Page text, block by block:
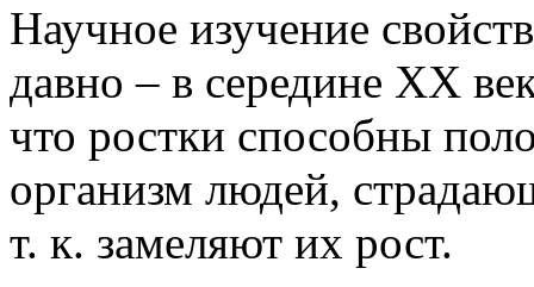
Научное изучение
давно – в середине ХХ
что ростки способны
организм людей,
т. к. замеляют их рост.